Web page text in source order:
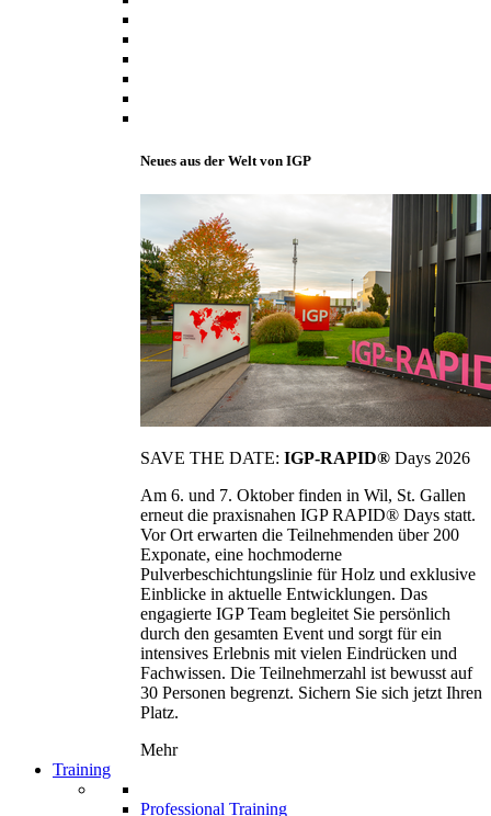
Neues aus der Welt von IGP
SAVE THE DATE: IGP-RAPID® Days 2026
Am 6. und 7. Oktober finden in Wil, St. Gallen
erneut die praxisnahen IGP RAPID® Days statt.
Vor Ort erwarten die Teilnehmenden über 200
Exponate, eine hochmoderne
Pulverbeschichtungslinie für Holz und exklusive
Einblicke in aktuelle Entwicklungen. Das
engagierte IGP Team begleitet Sie persönlich
durch den gesamten Event und sorgt für ein
intensives Erlebnis mit vielen Eindrücken und
Fachwissen. Die Teilnehmerzahl ist bewusst auf
30 Personen begrenzt. Sichern Sie sich jetzt Ihren
Platz.
Mehr
Training
Professional Training